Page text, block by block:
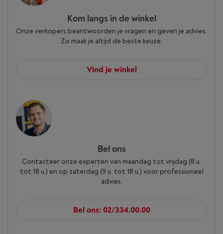
Stelt zichzelf voor je af
tuning-technologie de unieke akoestiek van je ruimte
en optimaliseert het de EQ van de speaker. Zo klinkt
al je content zoals het bedoeld is.
Bedien je systeem
op jouw manier
Kom langs in de winkel
Onze verkopers beantwoorden je vragen en geven je advies.
Zo maak je altijd de beste keuze.
Vind je winkel
Bel ons
Contacteer onze experten van maandag tot vrijdag (8 u.
tot 18 u.) en op zaterdag (9 u. tot 18 u.) voor professioneel
advies.
Bel ons: 02/334.00.00